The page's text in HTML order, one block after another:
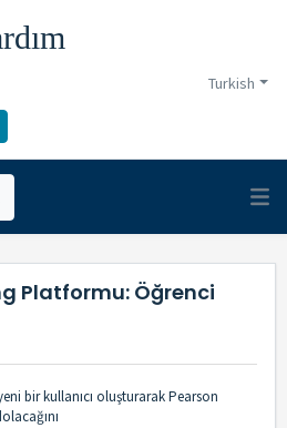
Turkish
Platformu: Öğrenci
bir kullanıcı oluşturarak Pearson